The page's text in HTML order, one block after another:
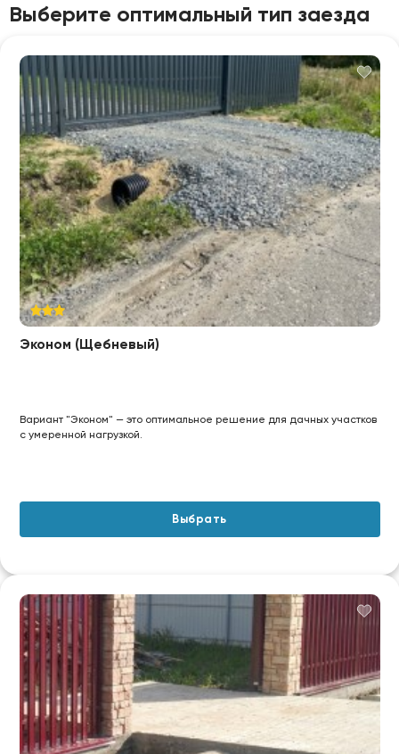
Выберите оптимальный тип заезда
Эконом (Щебневый)
Вариант "Эконом" — это оптимальное решение для дачных участков
с умеренной нагрузкой.
Выбрать